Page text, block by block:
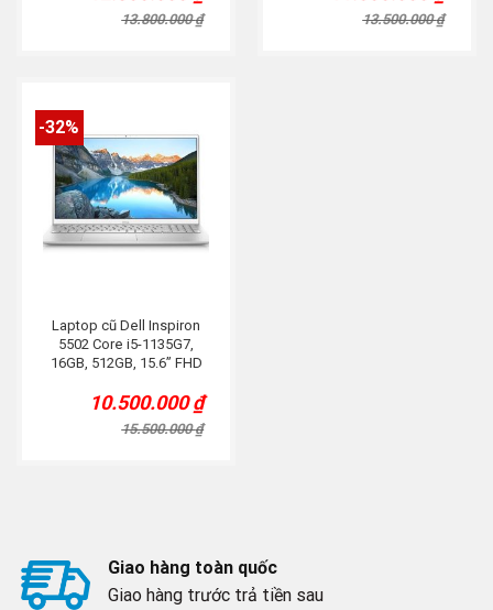
13.800.000₫
Original
price
was:
Current
price
is:
13.500.000₫
Original
price
was:
Current
price
is:
-32%
Laptop cũ Dell Inspiron
5502 Core i5-1135G7,
16GB, 512GB, 15.6” FHD
15.500.000₫
Original
price
was:
10.500.000₫
Current
price
is:
Giao hàng toàn quốc
Giao hàng trước trả tiền sau